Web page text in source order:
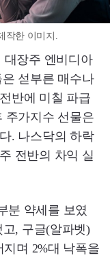
작한 이미지.
대장주 엔비디아
섣부른 매수나
반에 미칠 파급
주가지수 선물은
. 나스닥의 하락
전반의 차익 실
분 약세를 보였
고, 구글(알파벳)
지며 2%대 낙폭을